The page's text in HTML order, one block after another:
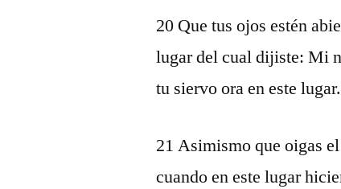
20 Que tus ojos estén
lugar del cual dijiste: Mi
tu siervo ora en este lugar.
21 Asimismo que oigas
cuando en este lugar